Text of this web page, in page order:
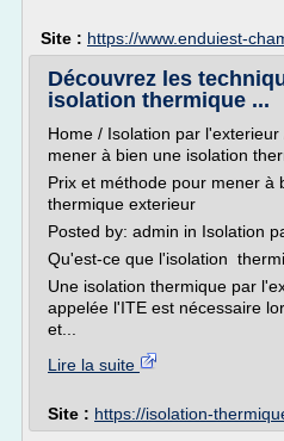
Site : https://www.enduiest-
Découvrez les
isolation thermique ...
Home / Isolation par
mener à bien une isolation
Prix et méthode pour mener à
thermique exterieur
Posted by: admin in Isolation
Qu'est-ce que l'isolation
Une isolation thermique par
appelée l'ITE est nécessaire
et...
Lire la suite
Site : https://isolation-